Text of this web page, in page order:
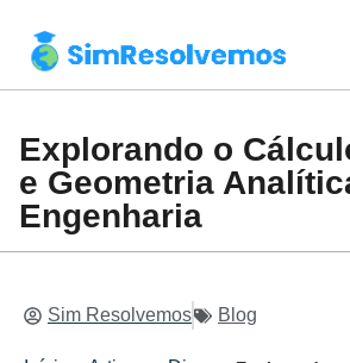
Explorando o
e Geometria
Engenharia
Sim Resolvemos Blog